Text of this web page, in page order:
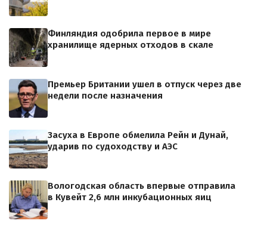
Финляндия одобрила первое в мире
хранилище ядерных отходов в скале
Премьер Британии ушел в отпуск через две
недели после назначения
Засуха в Европе обмелила Рейн и Дунай,
ударив по судоходству и АЭС
Вологодская область впервые отправила
в Кувейт 2,6 млн инкубационных яиц